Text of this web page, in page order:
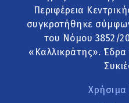
Περιφέρεια
συγκροτήθηκε
του Νόμου 3852/
«Καλλικράτης». Έδρα